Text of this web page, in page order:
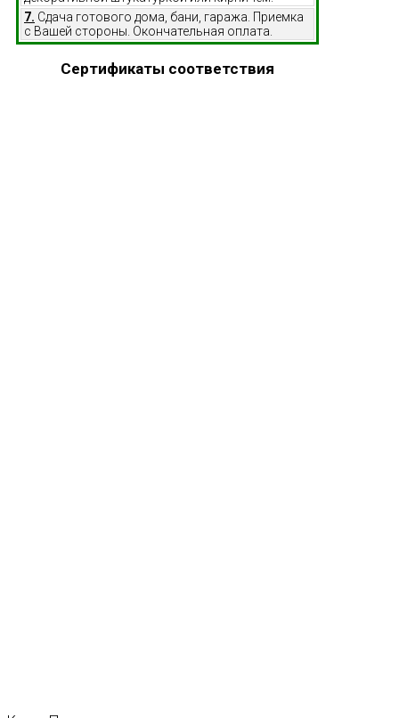
7. Сдача готового дома, бани, гаража. Приемка
с Вашей стороны. Окончательная оплата.
Сертификаты соответствия